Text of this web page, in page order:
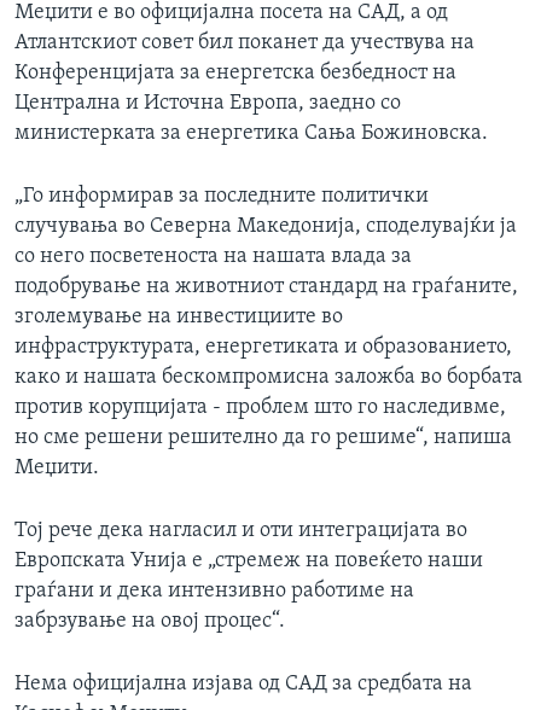
Меџити е во официјална посета на САД, а од
Атлантскиот совет бил поканет да учествува на
Конференцијата за енергетска безбедност на
Централна и Источна Европа, заедно со
министерката за енергетика Сања Божиновска.
„Го информирав за последните политички
случувања во Северна Македонија, споделувајќи ја
со него посветеноста на нашата влада за
подобрување на животниот стандард на граѓаните,
зголемување на инвестициите во
инфраструктурата, енергетиката и образованието,
како и нашата бескомпромисна заложба во борбата
против корупцијата - проблем што го наследивме,
но сме решени решително да го решиме“, напиша
Меџити.
Тој рече дека нагласил и оти интеграцијата во
Европската Унија е „стремеж на повеќето наши
граѓани и дека интензивно работиме на
забрзување на овој процес“.
Нема официјална изјава од САД за средбата на